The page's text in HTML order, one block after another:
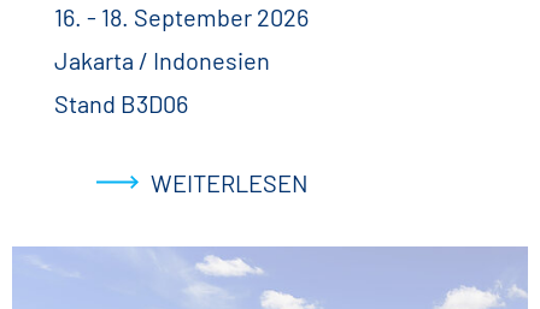
16. - 18. September 2026
Jakarta / Indonesien
Stand B3D06
WEITERLESEN